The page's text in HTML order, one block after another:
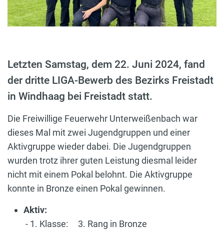
Letzten Samstag, dem 22. Juni 2024, fand
der dritte LIGA-Bewerb des Bezirks Freistadt
in Windhaag bei Freistadt statt.
Die Freiwillige Feuerwehr Unterweißenbach war
dieses Mal mit zwei Jugendgruppen und einer
Aktivgruppe wieder dabei. Die Jugendgruppen
wurden trotz ihrer guten Leistung diesmal leider
nicht mit einem Pokal belohnt. Die Aktivgruppe
konnte in Bronze einen Pokal gewinnen.
Aktiv:
- 1. Klasse: 3. Rang in Bronze